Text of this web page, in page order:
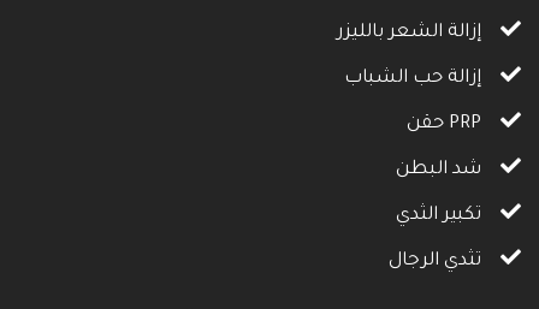
إزالة الشعر بالليزر
إزالة حب الشباب
حقن PRP
شد البطن
تكبير الثدي
تثدي الرجال